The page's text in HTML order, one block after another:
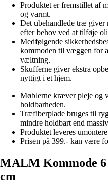
Produktet er fremstillet af
og varmt.
Det ubehandlede træ giver
efter behov ved at tilføje
Medfølgende
kommoden til væggen for
væltning.
Skufferne giver ekstra
nyttigt i et hjem.
Møblerne kræver pleje og
holdbarheden.
Træfiberplade bruges til
mindre holdbart end
Produktet leveres
Prisen på 399.- kan være
MALM Kommode 6
cm